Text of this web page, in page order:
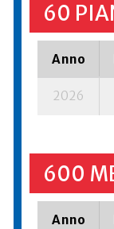
60
Anno
2026
600
Anno